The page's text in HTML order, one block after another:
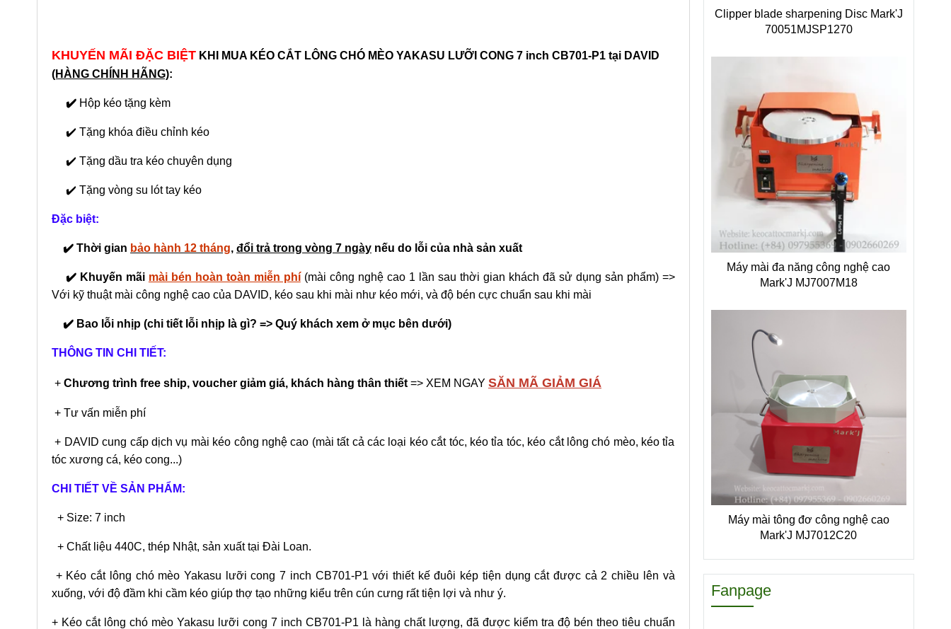
KHUYẾN MÃI ĐẶC BIỆT KHI MUA KÉO CẮT LÔNG CHÓ MÈO YAKASU LƯỠI CONG 7 inch CB701-P1 tại DAVID
(HÀNG CHÍNH HÃNG):
✔️ Hộp kéo tặng kèm
✔️ Tặng khóa điều chỉnh kéo
✔️ Tặng dầu tra kéo chuyên dụng
✔️ Tặng vòng su lót tay kéo
Đặc biệt:
✔️ Thời gian bảo hành 12 tháng, đổi trả trong vòng 7 ngày nếu do lỗi của nhà sản xuất
✔️ Khuyến mãi mài bén hoàn toàn miễn phí (mài công nghệ cao 1 lần sau thời gian khách đã sử dụng sản phẩm) =>
Với kỹ thuật mài công nghệ cao của DAVID, kéo sau khi mài như kéo mới, và độ bén cực chuẩn sau khi mài
✔️ Bao lỗi nhịp (chi tiết lỗi nhịp là gì? => Quý khách xem ở mục bên dưới)
THÔNG TIN CHI TIẾT:
+ Chương trình free ship, voucher giảm giá, khách hàng thân thiết => XEM NGAY SĂN MÃ GIẢM GIÁ
+ Tư vấn miễn phí
+ DAVID cung cấp dịch vụ mài kéo công nghệ cao (mài tất cả các loại kéo cắt tóc, kéo tỉa tóc, kéo cắt lông chó mèo, kéo tỉa
tóc xương cá, kéo cong...)
CHI TIẾT VỀ SẢN PHẨM:
+ Size: 7 inch
+ Chất liệu 440C, thép Nhật, sản xuất tại Đài Loan.
+ Kéo cắt lông chó mèo Yakasu lưỡi cong 7 inch CB701-P1 với thiết kế đuôi kép tiện dụng cắt được cả 2 chiều lên và
xuống, với độ đầm khi cầm kéo giúp thợ tạo những kiểu trên cún cưng rất tiện lợi và như ý.
+ Kéo cắt lông chó mèo Yakasu lưỡi cong 7 inch CB701-P1 là hàng chất lượng, đã được kiểm tra độ bén theo tiêu chuẩn
Clipper blade sharpening Disc Mark'J
70051MJSP1270
Máy mài đa năng công nghệ cao
Mark'J MJ7007M18
Máy mài tông đơ công nghệ cao
Mark'J MJ7012C20
Fanpage